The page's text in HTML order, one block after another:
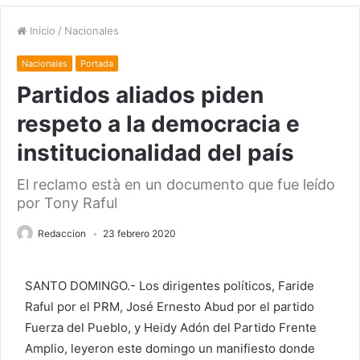
Inicio / Nacionales
Nacionales Portada
Partidos aliados piden
respeto a la democracia e
institucionalidad del país
El reclamo està en un documento que fue leído
por Tony Raful
Redaccion 23 febrero 2020
SANTO DOMINGO.- Los dirigentes políticos, Faride
Raful por el PRM, José Ernesto Abud por el partido
Fuerza del Pueblo, y Heidy Adón del Partido Frente
Amplio, leyeron este domingo un manifiesto donde